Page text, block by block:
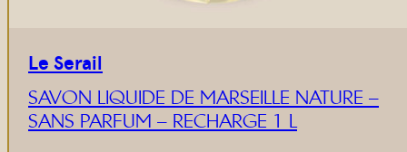
Le Serail
SAVON LIQUIDE DE MARSEILLE NATURE –
SANS PARFUM – RECHARGE 1 L